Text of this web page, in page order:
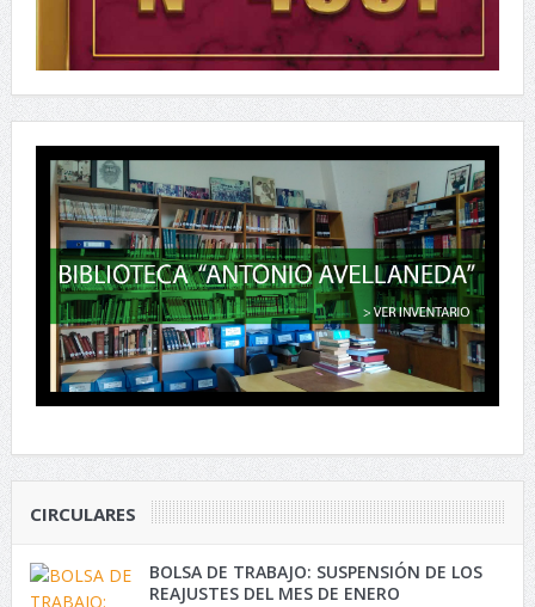
CIRCULARES
BOLSA DE TRABAJO: SUSPENSIÓN DE LOS
REAJUSTES DEL MES DE ENERO